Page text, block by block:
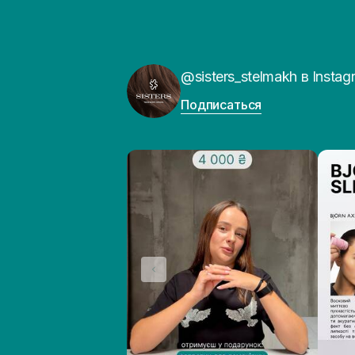
@sisters_stelmakh в
Подписаться